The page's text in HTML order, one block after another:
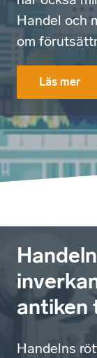
Handel och
om
Läs mer
antiken
Handelns